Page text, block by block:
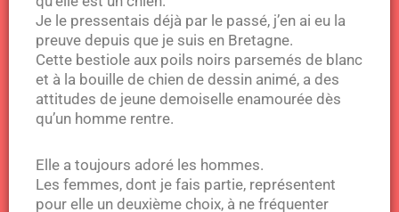
Je le pressentais déjà par le passé, j’en ai eu la
preuve depuis que je suis en Bretagne.
Cette bestiole aux poils noirs parsemés de blanc
et à la bouille de chien de dessin animé, a des
attitudes de jeune demoiselle enamourée dès
qu’un homme rentre.
Elle a toujours adoré les hommes.
Les femmes, dont je fais partie, représentent
pour elle un deuxième choix, à ne fréquenter